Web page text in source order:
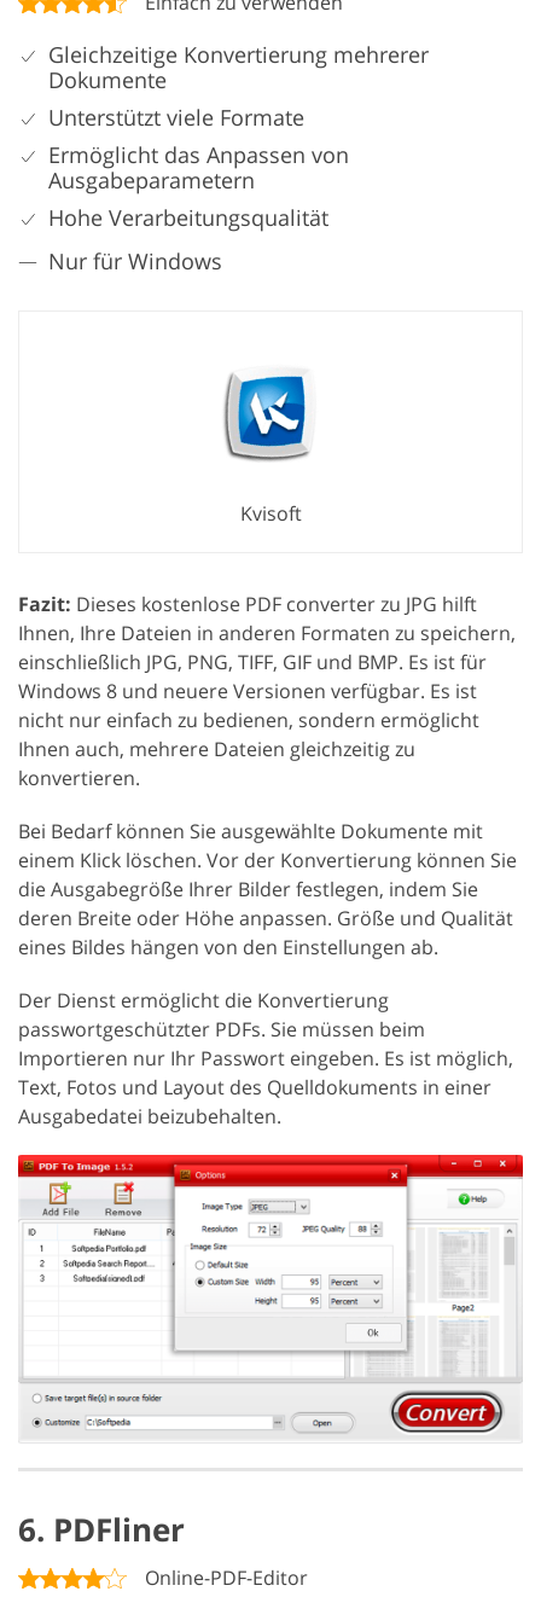
Gleichzeitige Konvertierung mehrerer
Dokumente
Unterstützt viele Formate
Ermöglicht das Anpassen von
Ausgabeparametern
Hohe Verarbeitungsqualität
Nur für Windows
Kvisoft
Fazit: Dieses kostenlose PDF converter zu JPG hilft
Ihnen, Ihre Dateien in anderen Formaten zu speichern,
einschließlich JPG, PNG, TIFF, GIF und BMP. Es ist für
Windows 8 und neuere Versionen verfügbar. Es ist
nicht nur einfach zu bedienen, sondern ermöglicht
Ihnen auch, mehrere Dateien gleichzeitig zu
konvertieren.
Bei Bedarf können Sie ausgewählte Dokumente mit
einem Klick löschen. Vor der Konvertierung können Sie
die Ausgabegröße Ihrer Bilder festlegen, indem Sie
deren Breite oder Höhe anpassen. Größe und Qualität
eines Bildes hängen von den Einstellungen ab.
Der Dienst ermöglicht die Konvertierung
passwortgeschützter PDFs. Sie müssen beim
Importieren nur Ihr Passwort eingeben. Es ist möglich,
Text, Fotos und Layout des Quelldokuments in einer
Ausgabedatei beizubehalten.
6. PDFliner
Online-PDF-Editor